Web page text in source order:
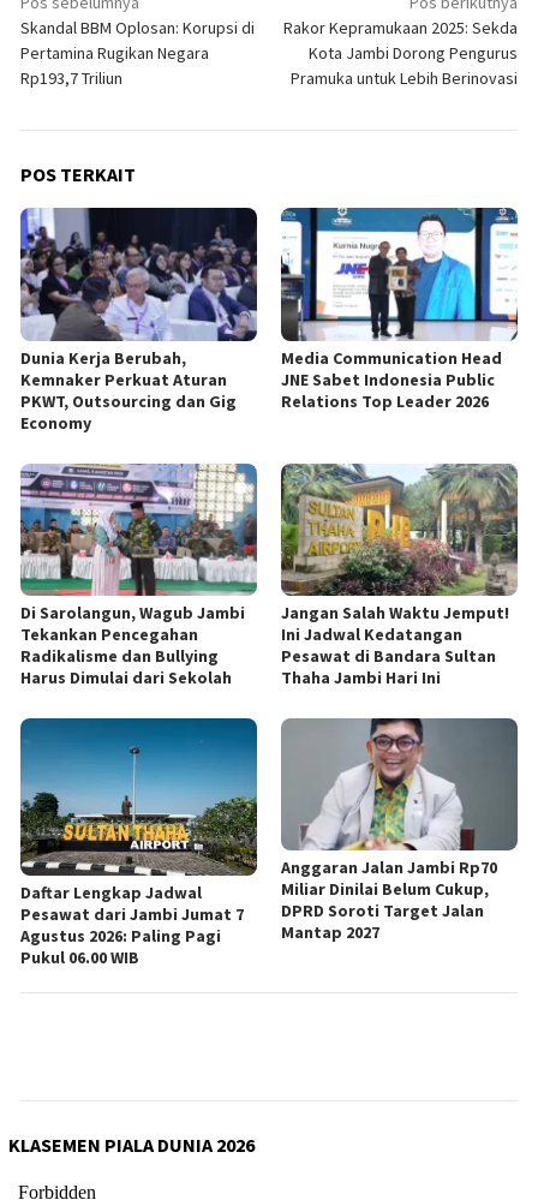
pos
Skandal BBM Oplosan: Korupsi di
Pertamina Rugikan Negara
Rp193,7 Triliun
Rakor Kepramukaan 2025: Sekda
Kota Jambi Dorong Pengurus
Pramuka untuk Lebih Berinovasi
POS TERKAIT
Dunia Kerja Berubah,
Kemnaker Perkuat Aturan
PKWT, Outsourcing dan Gig
Economy
Media Communication Head
JNE Sabet Indonesia Public
Relations Top Leader 2026
Di Sarolangun, Wagub Jambi
Tekankan Pencegahan
Radikalisme dan Bullying
Harus Dimulai dari Sekolah
Jangan Salah Waktu Jemput!
Ini Jadwal Kedatangan
Pesawat di Bandara Sultan
Thaha Jambi Hari Ini
Daftar Lengkap Jadwal
Pesawat dari Jambi Jumat 7
Agustus 2026: Paling Pagi
Pukul 06.00 WIB
Anggaran Jalan Jambi Rp70
Miliar Dinilai Belum Cukup,
DPRD Soroti Target Jalan
Mantap 2027
KLASEMEN PIALA DUNIA 2026